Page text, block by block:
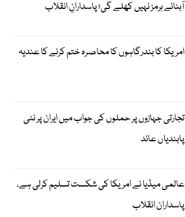
آبنائے ہرمز نہیں کھلے گی؛ پاسدارانِ انقلاب
امریکا کا بندرگاہوں کا محاصرہ ختم کرنے کا عندیہ
تجارتی جہازوں پر حملوں کی جواب میں ایران پر نئی
پابندیاں عائد
عالمی میڈیا نے امریکا کی شکست تسلیم کرلی ہے،
پاسداران انقلاب